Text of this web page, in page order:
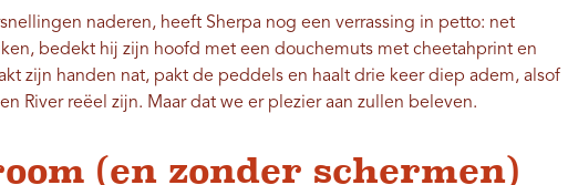
naderen, heeft Sherpa nog een verrassing in petto: net
bedekt hij zijn hoofd met een douchemuts met cheetahprint en
zijn handen nat, pakt de peddels en haalt drie keer diep adem, alsof
River reëel zijn. Maar dat we er plezier aan zullen beleven.
(en zonder schermen)